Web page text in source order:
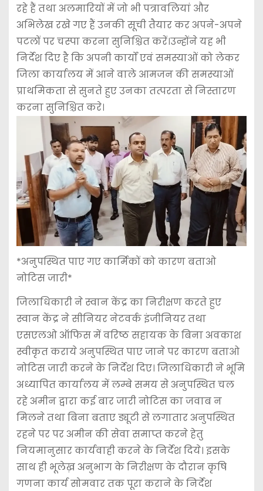
रहे हैं तथा अलमारियों में जो भी पत्रावलियां और
अभिलेख रखे गए हैं उनकी सूची तैयार कर अपने-अपने
पटलों पर चस्पा करना सुनिश्चित करें।उन्होंने यह भी
निर्देश दिए है कि अपनी कार्यों एवं समस्याओं को लेकर
जिला कार्यालय में आने वाले आमजन की समस्याओं
प्राथमिकता से सुनते हुए उनका तत्परता से निस्तारण
करना सुनिश्चित करे।
*अनुपस्थित पाए गए कार्मिकों को कारण बताओ
नोटिस जारी*
जिलाधिकारी ने स्वान केंद्र का निरीक्षण करते हुए
स्वान केंद्र ने सीनियर नेटवर्क इंजीनियर तथा
एसएलओ ऑफिस में वरिष्ठ सहायक के बिना अवकाश
स्वीकृत कराये अनुपस्थित पाए जाने पर कारण बताओ
नोटिस जारी करने के निर्देश दिए। जिलाधिकारी ने भूमि
अध्यापित कार्यालय में लम्बे समय से अनुपस्थित चल
रहे अमीन द्वारा कई बार जारी नोटिस का जवाब न
मिलने तथा बिना बताए ड्यूटी से लगातार अनुपस्थित
रहने पर पर अमीन की सेवा समाप्त करने हेतु
नियमानुसार कार्यवाही करने के निर्देश दिये। इसके
साथ ही भूलेख़ अनुभाग के निरीक्षण के दौरान कृषि
गणना कार्य सोमवार तक पूरा कराने के निर्देश